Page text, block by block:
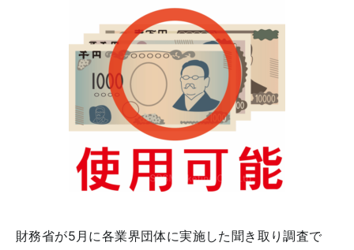
財務省が5月に各業界団体に実施した聞き取り調査で